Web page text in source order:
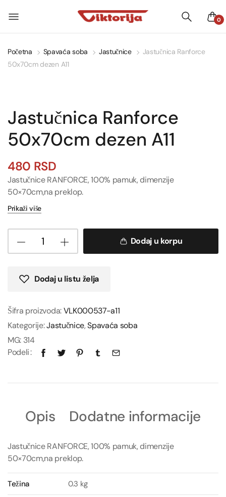
0
Početna Spavaća soba Jastučnice
Jastučnica Ranforce
50x70cm dezen A11
Jastučnica Ranforce
50x70cm dezen A11
480 RSD
Jastučnice RANFORCE, 100% pamuk, dimenzije
50×70cm,na preklop.
Prikaži više
Dodaj u korpu
Dodaj u listu želja
Šifra proizvoda:VLK000537-a11
Kategorije:Jastučnice,Spavaća soba
MG: 314
Podeli
Opis Dodatne informacije
Jastučnice RANFORCE, 100% pamuk, dimenzije
50×70cm,na preklop.
Težina 0.3 kg